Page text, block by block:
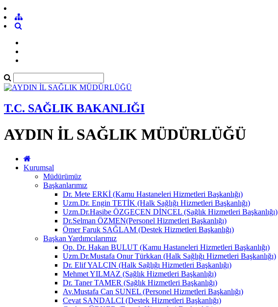
T.C. SAĞLIK BAKANLIĞI
AYDIN İL SAĞLIK MÜDÜRLÜĞÜ
Kurumsal
Müdürümüz
Başkanlarımız
Dr. Mete ERKİ (Kamu Hastaneleri Hizmetleri Başkanlığı)
Uzm.Dr. Engin TETİK (Halk Sağlığı Hizmetleri Başkanlığı)
Uzm.Dr.Hasibe ÖZGEÇEN DİNCEL (Sağlık Hizmetleri Başkanlığı)
Dr.Selman ÖZMEN(Personel Hizmetleri Başkanlığı)
Ömer Faruk SAĞLAM (Destek Hizmetleri Başkanlığı)
Başkan Yardımcılarımız
Op. Dr. Hakan BULUT (Kamu Hastaneleri Hizmetleri Başkanlığı)
Uzm.Dr.Mustafa Onur Türkkan (Halk Sağlığı Hizmetleri Başkanlığı)
Dr. Elif YALÇIN (Halk Sağlığı Hizmetleri Başkanlığı)
Mehmet YILMAZ (Sağlık Hizmetleri Başkanlığı)
Dr. Taner TAMER (Sağlık Hizmetleri Başkanlığı)
Av.Mustafa Can SUNEL (Personel Hizmetleri Başkanlığı)
Cevat SANDALCI (Destek Hizmetleri Başkanlığı)